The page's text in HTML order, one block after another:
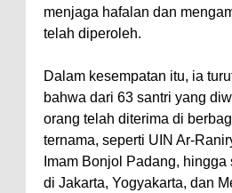
menjaga hafalan dan
telah diperoleh.
Dalam kesempatan itu, ia
bahwa dari 63 santri yang
orang telah diterima di
ternama, seperti UIN Ar-
Imam Bonjol Padang,
di Jakarta, Yogyakarta, dan